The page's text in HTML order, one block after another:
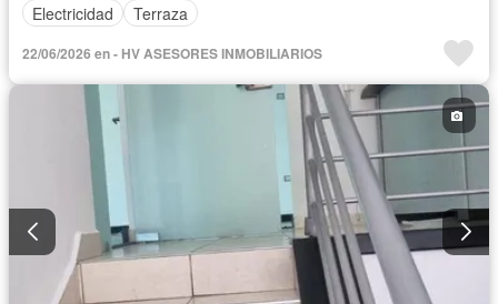
Electricidad
Terraza
22/06/2026 en - HV ASESORES INMOBILIARIOS